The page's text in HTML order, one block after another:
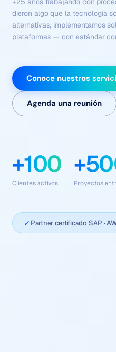
negocio, ejecutan tareas
continuamente — sin
cada paso.
Conoce nuestros
Agenda una reunión
+100
Clientes activos Proyectos
✓ Partner certificado SAP ·